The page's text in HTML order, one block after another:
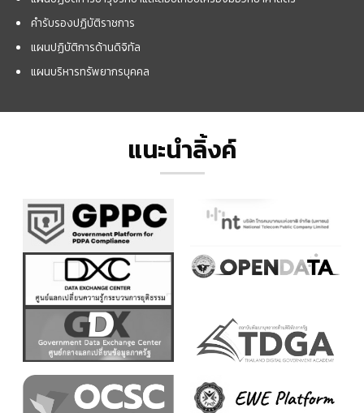
คำรับรองปฏิบัติราชการ
แผนปฏิบัติการด้านดิจิทัล
แผนบริหารทรัพยากรบุคคล
แนะนำลิ้งค์